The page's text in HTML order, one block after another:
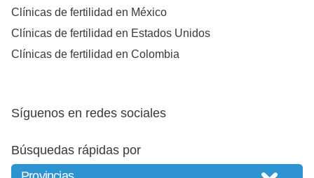
Clínicas de fertilidad en México
Clínicas de fertilidad en Estados Unidos
Clínicas de fertilidad en Colombia
Síguenos en redes sociales
Búsquedas rápidas por